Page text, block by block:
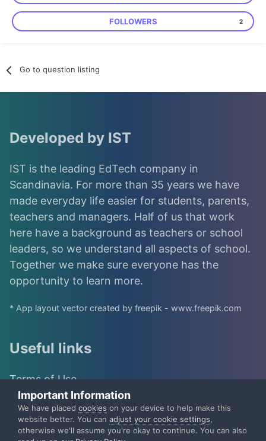
FOLLOWERS 2
Go to question listing
Developed by IST
IST is the leading EdTech company in
Scandinavia. For more than 35 years we have
made everyday life easier for students, parents,
teachers and managers. Half of us that work
here have a background as teachers or school
leaders, so we understand all aspects of school.
Together we make sure everyone has the
opportunity to learn more.
* App layout vector created by freepik - www.freepik.com
Useful links
Terms of Use
IST Group
IST Privacy Policy
Important Information
We have placed cookies on your device to help make this
website better. You can adjust your cookie settings,
otherwise we'll assume you're okay to continue. You can also